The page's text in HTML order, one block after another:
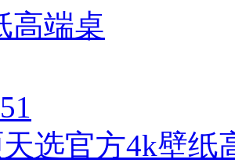
天选官方4k壁纸